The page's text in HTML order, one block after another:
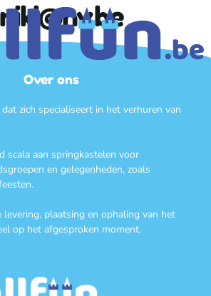
niki@nv.be
Over ons
zich specialiseert in het verhuren van
scala aan springkastelen voor
en gelegenheden, zoals
plaatsing en ophaling van het
op het afgesproken moment.